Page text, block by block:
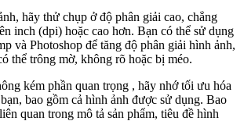
hãy thử chụp ở độ phân giải cao, chẳng
inch (dpi) hoặc cao hơn. Bạn có thể sử dụng
và Photoshop để tăng độ phân giải hình ảnh,
thể trông mờ, không rõ hoặc bị méo.
kém phần quan trọng , hãy nhớ tối ưu hóa
bao gồm cả hình ảnh được sử dụng. Bao
quan trong mô tả sản phẩm, tiêu đề hình